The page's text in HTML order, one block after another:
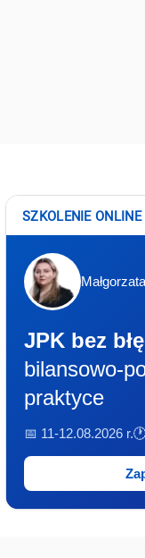
SZKOLENIE ONLINE
JPK bez
bilansowo-
praktyce
📅 11-12.08.2026 r.